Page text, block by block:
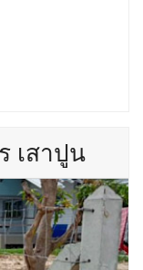
เสาปูน